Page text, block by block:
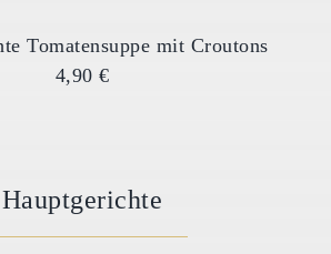
Tomatensuppe mit Croutons
4,90 €
Hauptgerichte